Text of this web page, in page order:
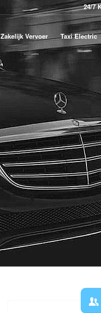
24/7
Zakelijk Vervoer Taxi Electric